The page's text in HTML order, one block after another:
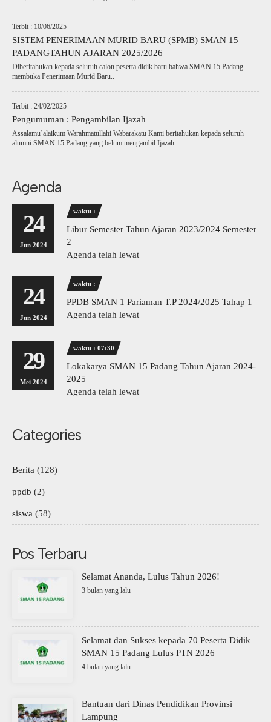
Terbit : 10/06/2025
SISTEM PENERIMAAN MURID BARU (SPMB) SMAN 15
PADANGTAHUN AJARAN 2025/2026
Diberitahukan kepada seluruh calon peserta didik baru bahwa SMAN 15 Padang
membuka Penerimaan Murid Baru..
Terbit : 24/02/2025
Pengumuman : Pengambilan Ijazah
Assalamu’alaikum Warahmatullahi Wabarakatu Kami beritahukan kepada seluruh
alumni SMAN 15 Padang yang belum mengambil Ijazah..
Agenda
24
Jun 2024
waktu :
Libur Semester Tahun Ajaran 2023/2024 Semester
2
Agenda telah lewat
24
Jun 2024
waktu :
PPDB SMAN 1 Pariaman T.P 2024/2025 Tahap 1
Agenda telah lewat
29
Mei 2024
waktu : 07:30
Lokakarya SMAN 15 Padang Tahun Ajaran 2024-
2025
Agenda telah lewat
Categories
Berita (128)
ppdb (2)
siswa (58)
Pos Terbaru
Selamat Ananda, Lulus Tahun 2026!
3 bulan yang lalu
Selamat dan Sukses kepada 70 Peserta Didik
SMAN 15 Padang Lulus PTN 2026
4 bulan yang lalu
Bantuan dari Dinas Pendidikan Provinsi
Lampung